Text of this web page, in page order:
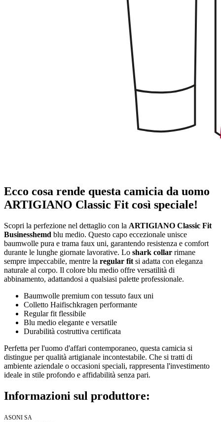
Ecco cosa rende questa camicia da uomo
ARTIGIANO Classic Fit così speciale!
Scopri la perfezione nel dettaglio con la ARTIGIANO Classic Fit
Businesshemd blu medio. Questo capo eccezionale unisce
baumwolle pura e trama faux uni, garantendo resistenza e comfort
durante le lunghe giornate lavorative. Lo shark collar rimane
sempre impeccabile, mentre la regular fit si adatta con eleganza
naturale al corpo. Il colore blu medio offre versatilità di
abbinamento, adattandosi a qualsiasi palette professionale.
Baumwolle premium con tessuto faux uni
Colletto Haifischkragen performante
Regular fit flessibile
Blu medio elegante e versatile
Durabilità costruttiva certificata
Perfetta per l'uomo d'affari contemporaneo, questa camicia si
distingue per qualità artigianale incontestabile. Che si tratti di
ambiente aziendale o occasioni speciali, rappresenta l'investimento
ideale in stile profondo e affidabilità senza pari.
Informazioni sul produttore:
ASONI SA